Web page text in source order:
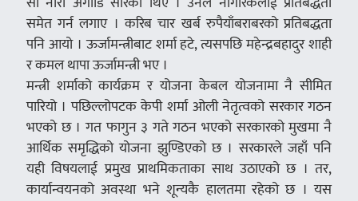
समेत गर्न लगाए । करिब चार खर्ब रुपैयाँबराबरको प्रतिबद्धता
पनि आयो । ऊर्जामन्त्रीबाट शर्मा हटे, त्यसपछि महेन्द्रबहादुर शाही
र कमल थापा ऊर्जामन्त्री भए ।
मन्त्री शर्माको कार्यक्रम र योजना केबल योजनामा नै सीमित
पारियो । पछिल्लोपटक केपी शर्मा ओली नेतृत्वको सरकार गठन
भएको छ । गत फागुन ३ गते गठन भएको सरकारको मुखमा नै
आर्थिक समृद्धिको योजना झुण्डिएको छ । सरकारले जहाँ पनि
यही विषयलाई प्रमुख प्राथमिकताका साथ उठाएको छ । तर,
कार्यान्वयनको अवस्था भने शून्यकै हालतमा रहेको छ । यस